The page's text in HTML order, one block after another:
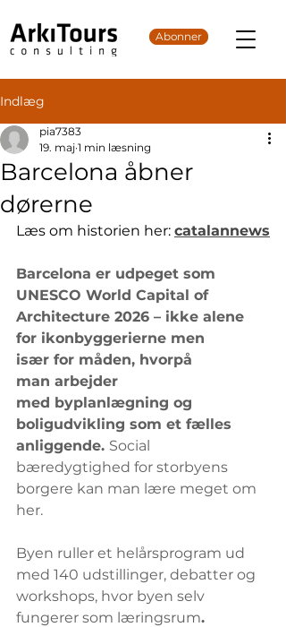
Abonner
Indlæg
Barcelona åbner
dørerne
pia7383
19. maj 1 min læsning
Læs om historien her: catalannews
Barcelona er udpeget som
UNESCO World Capital of
Architecture 2026 – ikke alene
for ikonbyggerierne men
især for måden, hvorpå
man arbejder
med byplanlægning og
boligudvikling som et fælles
anliggende. Social
bæredygtighed for storbyens
borgere kan man lære meget om
her.
Byen ruller et helårsprogram ud
med 140 udstillinger, debatter og
workshops, hvor byen selv
fungerer som læringsrum.